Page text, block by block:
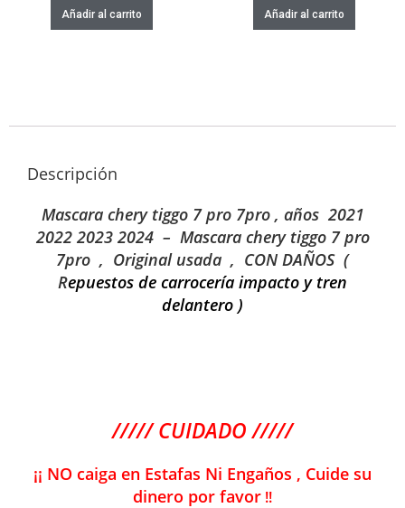
Añadir al carrito Añadir al carrito
Descripción
Mascara chery tiggo 7 pro 7pro , años 2021
2022 2023 2024 – Mascara chery tiggo 7 pro
7pro , Original usada , CON DAÑOS (
Repuestos de carrocería impacto y tren
delantero )
///// CUIDADO /////
¡¡ NO caiga en Estafas Ni Engaños , Cuide su
dinero por favor !!